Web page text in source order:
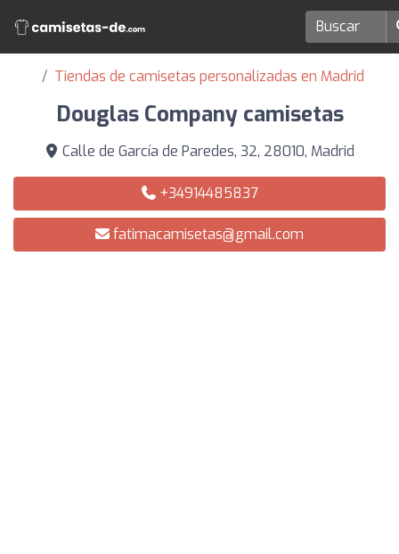
Tiendas de camisetas personalizadas en Madrid
Douglas Company camisetas
Calle de García de Paredes, 32, 28010, Madrid
+34914485837
fatimacamisetas@gmail.com